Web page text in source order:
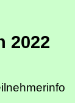
2022